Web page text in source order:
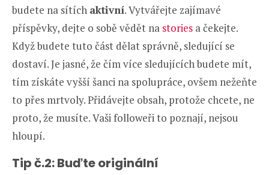
budete na sítích aktivní. Vytvářejte zajímavé
příspěvky, dejte o sobě vědět na stories a čekejte.
Když budete tuto část dělat správně, sledující se
dostaví. Je jasné, že čím více sledujících budete mít,
tím získáte vyšší šanci na spolupráce, ovšem nežeňte
to přes mrtvoly. Přidávejte obsah, protože chcete, ne
proto, že musíte. Vaši followeři to poznají, nejsou
hloupí.
Tip č.2: Buďte originální